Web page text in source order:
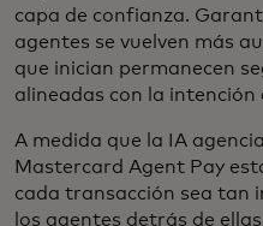
capa de confianza.
agentes se vuelven más
que inician permanecen
alineadas con la intención
A medida que la IA
Mastercard Agent Pay
cada transacción sea tan
los agentes detrás de